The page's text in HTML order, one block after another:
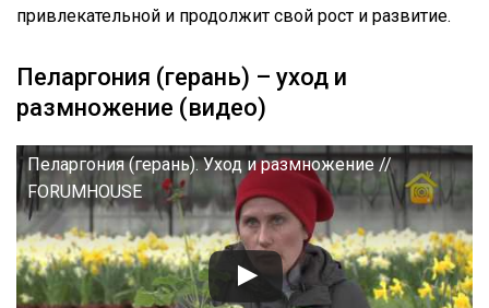
привлекательной и продолжит свой рост и развитие.
Пеларгония (герань) – уход и
размножение (видео)
Пеларгония (герань). Уход и размножение //
FORUMHOUSE